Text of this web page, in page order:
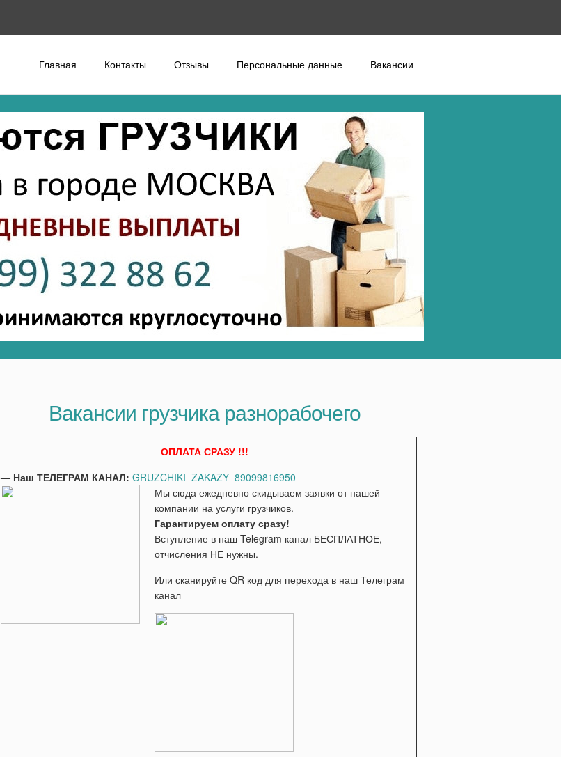
Главная Контакты Отзывы Персональные данные Вакансии
Вакансии грузчика разнорабочего
ОПЛАТА СРАЗУ !!!
— Наш ТЕЛЕГРАМ КАНАЛ: GRUZCHIKI_ZAKAZY_89099816950
Мы сюда ежедневно скидываем заявки от нашей
компании на услуги грузчиков.
Гарантируем оплату сразу!
Вступление в наш Telegram канал БЕСПЛАТНОЕ,
отчисления НЕ нужны.
Или сканируйте QR код для перехода в наш Телеграм
канал